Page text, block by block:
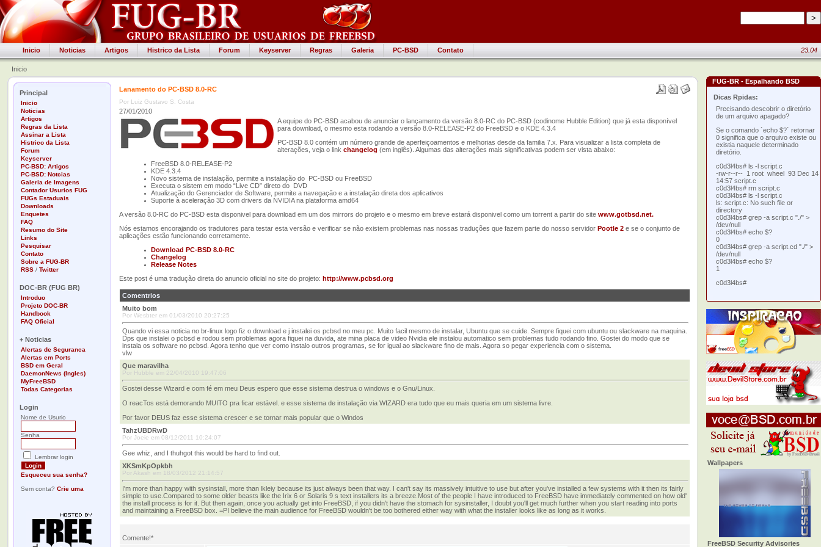
Inicio Noticias Artigos Histrico da Lista Forum Keyserver Regras Galeria PC-BSD Contato 23.04
Inicio
Principal
Inicio
Noticias
Artigos
Regras da Lista
Assinar a Lista
Histrico da Lista
Forum
Keyserver
PC-BSD: Artigos
PC-BSD: Notcias
Galeria de Imagens
Contador Usurios FUG
FUGs Estaduais
Downloads
Enquetes
FAQ
Resumo do Site
Links
Pesquisar
Contato
Sobre a FUG-BR
RSS / Twitter
DOC-BR (FUG BR)
Introduo
Projeto DOC-BR
Handbook
FAQ Oficial
+ Noticias
Alertas de Seguranca
Alertas em Ports
BSD em Geral
DaemonNews (Ingles)
MyFreeBSD
Todas Categorias
Login
Nome de Usurio
Senha
Lembrar login
Esqueceu sua senha?
Sem conta? Crie uma
Lanamento do PC-BSD 8.0-RC
Por Luiz Gustavo S. Costa
27/01/2010
A equipe do PC-BSD acabou de anunciar o lançamento da versão 8.0-RC do PC-BSD (codinome Hubble Edition) que já esta disponível
para download, o mesmo esta rodando a versão 8.0-RELEASE-P2 do FreeBSD e o KDE 4.3.4
PC-BSD 8.0 contém um número grande de aperfeiçoamentos e melhorias desde da familia 7.x. Para visualizar a lista completa de
alterações, veja o link changelog (em inglês). Algumas das alterações mais significativas podem ser vista abaixo:
FreeBSD 8.0-RELEASE-P2
KDE 4.3.4
Novo sistema de instalação, permite a instalação do PC-BSD ou FreeBSD
Executa o sistem em modo “Live CD” direto do DVD
Atualização do Gerenciador de Software, permite a navegação e a instalação direta dos aplicativos
Suporte à aceleração 3D com drivers da NVIDIA na plataforma amd64
A versão 8.0-RC do PC-BSD esta disponivel para download em um dos mirrors do projeto e o mesmo em breve estará disponivel como um torrent a partir do site www.gotbsd.net.
Nós estamos encorajando os tradutores para testar esta versão e verificar se não existem problemas nas nossas traduções que fazem parte do nosso servidor Pootle 2 e se o conjunto de
aplicações estão funcionando corretamente.
Download PC-BSD 8.0-RC
Changelog
Release Notes
Este post é uma tradução direta do anuncio oficial no site do projeto: http://www.pcbsd.org
Comentrios
Muito bom
Por Wesbter em 01/03/2010 20:27:25
Quando vi essa noticia no br-linux logo fiz o download e j instalei os pcbsd no meu pc. Muito facil mesmo de instalar, Ubuntu que se cuide. Sempre fiquei com ubuntu ou slackware na maquina.
Dps que instalei o pcbsd e rodou sem problemas agora fiquei na duvida, ate mina placa de video Nvidia ele instalou automatico sem problemas tudo rodando fino. Gostei do modo que se
instala os software no pcbsd. Agora tenho que ver como instalo outros programas, se for igual ao slackware fino de mais. Agora so pegar experiencia com o sistema.
vlw
Que maravilha
Por Hubble em 22/04/2010 19:47:06
Gostei desse Wizard e com fé em meu Deus espero que esse sistema destrua o windows e o Gnu/Linux.
O reacTos está demorando MUITO pra ficar estável. e esse sistema de instalação via WIZARD era tudo que eu mais queria em um sistema livre.
Por favor DEUS faz esse sistema crescer e se tornar mais popular que o Windos
TahzUBDRwD
Por Joeie em 08/12/2011 10:24:07
Gee whiz, and I thuhgot this would be hard to find out.
XKSmKpOpkbh
Por Akash em 18/03/2012 21:14:57
I'm more than happy with sysinstall, more than lkleiy because its just always been that way. I can't say its massively intuitive to use but after you've installed a few systems with it then its fairly
simple to use.Compared to some older beasts like the Irix 6 or Solaris 9 s text installers its a breeze.Most of the people I have introduced to FreeBSD have immediately commented on how old'
the install process is for it. But then again, once you actually get into FreeBSD, if you didn't have the stomach for sysinstaller, I doubt you'll get much further when you start reading into ports
and maintaining a FreeBSD box. =PI believe the main audience for FreeBSD wouldn't be too bothered either way with what the installer looks like as long as it works.
Comente!*
FUG-BR - Espalhando BSD
Dicas Rpidas:
Precisando descobrir o diretório
de um arquivo apagado?
Se o comando `echo $?` retornar
0 significa que o arquivo existe ou
existia naquele determinado
diretório.
c0d3l4bs# ls -l script.c
-rw-r--r-- 1 root wheel 93 Dec 14
14:57 script.c
c0d3l4bs# rm script.c
c0d3l4bs# ls -l script.c
ls: script.c: No such file or
directory
c0d3l4bs# grep -a script.c "./" >
/dev/null
c0d3l4bs# echo $?
0
c0d3l4bs# grep -a script.cd "./" >
/dev/null
c0d3l4bs# echo $?
1
c0d3l4bs#
Wallpapers
FreeBSD Security Advisories